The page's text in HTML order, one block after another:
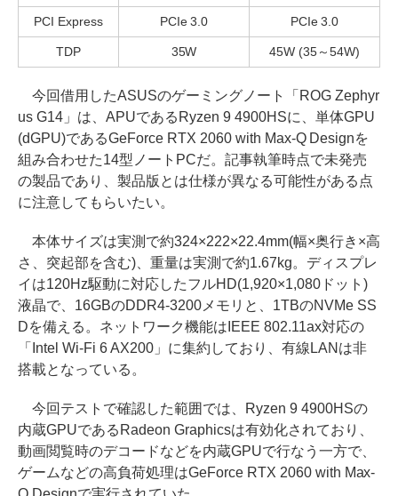
PCI Express PCIe 3.0 PCIe 3.0
TDP 35W 45W (35～54W)
今回借用したASUSのゲーミングノート「ROG Zephyr
us G14」は、APUであるRyzen 9 4900HSに、単体GPU
(dGPU)であるGeForce RTX 2060 with Max-Q Designを
組み合わせた14型ノートPCだ。記事執筆時点で未発売
の製品であり、製品版とは仕様が異なる可能性がある点
に注意してもらいたい。
本体サイズは実測で約324×222×22.4mm(幅×奥行き×高
さ、突起部を含む)、重量は実測で約1.67kg。ディスプレ
イは120Hz駆動に対応したフルHD(1,920×1,080ドット)
液晶で、16GBのDDR4-3200メモリと、1TBのNVMe SS
Dを備える。ネットワーク機能はIEEE 802.11ax対応の
「Intel Wi-Fi 6 AX200」に集約しており、有線LANは非
搭載となっている。
今回テストで確認した範囲では、Ryzen 9 4900HSの
内蔵GPUであるRadeon Graphicsは有効化されており、
動画閲覧時のデコードなどを内蔵GPUで行なう一方で、
ゲームなどの高負荷処理はGeForce RTX 2060 with Max-